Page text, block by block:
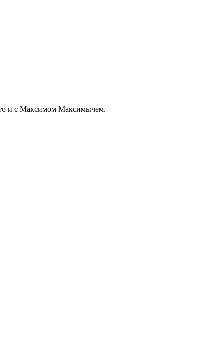
и с Максимом Максимычем.